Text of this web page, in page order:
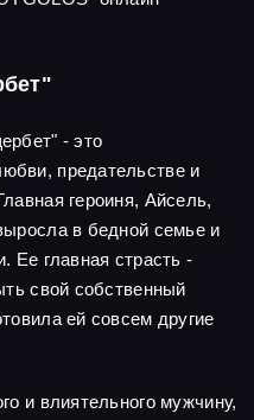
- это
предательстве и
героиня, Айсель,
в бедной семье и
Ее главная страсть -
свой собственный
ей совсем другие
и влиятельного мужчину,